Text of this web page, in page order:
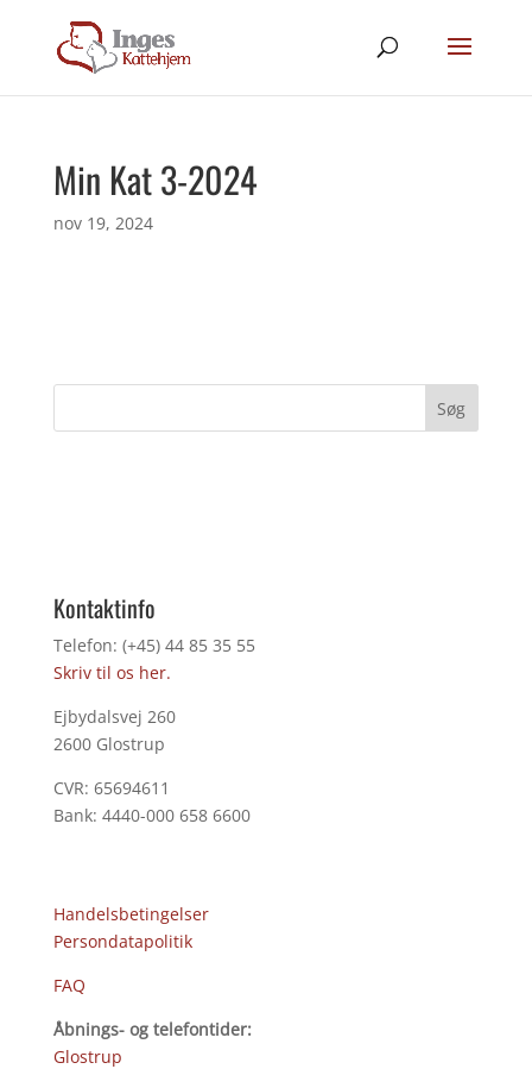
Min Kat 3-2024
nov 19, 2024
Kontaktinfo
Telefon: (+45) 44 85 35 55
Skriv til os her.
Ejbydalsvej 260
2600 Glostrup
CVR: 65694611
Bank: 4440-000 658 6600
Handelsbetingelser
Persondatapolitik
FAQ
Åbnings- og telefontider:
Glostrup